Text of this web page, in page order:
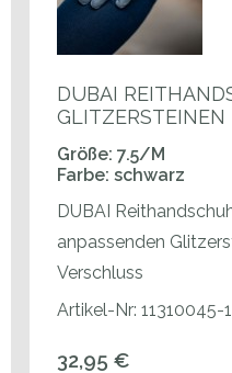
DUBAI
GLITZERSTEINEN
Größe: 7.5/M
Farbe: schwarz
DUBAI
anpassenden
Verschluss
Artikel-Nr: 11310045-
32,95 €